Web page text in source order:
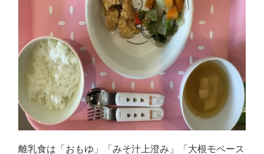
離乳食は「おもゆ」「みそ汁上澄み」「大根モペース